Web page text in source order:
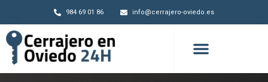
984 69 01 86 info@cerrajero-oviedo.es